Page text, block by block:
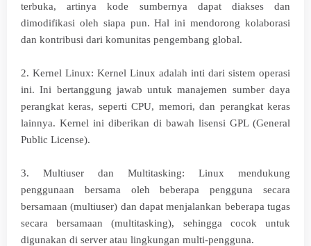
terbuka, artinya kode sumbernya dapat diakses dan
dimodifikasi oleh siapa pun. Hal ini mendorong kolaborasi
dan kontribusi dari komunitas pengembang global.
2. Kernel Linux: Kernel Linux adalah inti dari sistem operasi
ini. Ini bertanggung jawab untuk manajemen sumber daya
perangkat keras, seperti CPU, memori, dan perangkat keras
lainnya. Kernel ini diberikan di bawah lisensi GPL (General
Public License).
3. Multiuser dan Multitasking: Linux mendukung
penggunaan bersama oleh beberapa pengguna secara
bersamaan (multiuser) dan dapat menjalankan beberapa tugas
secara bersamaan (multitasking), sehingga cocok untuk
digunakan di server atau lingkungan multi-pengguna.